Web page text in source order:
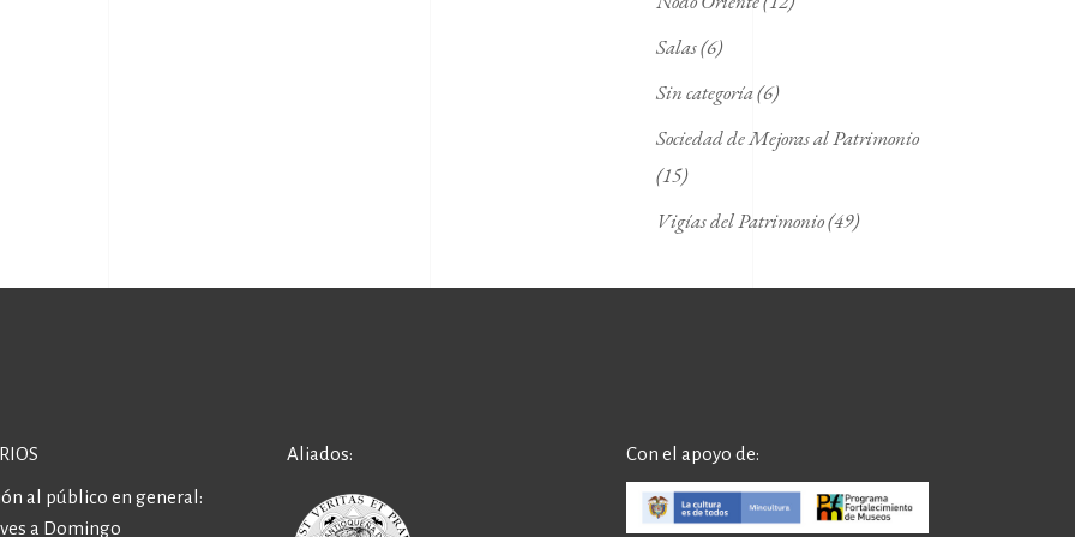
Salas(6)
Sin categoría(6)
Sociedad de Mejoras al Patrimonio
(15)
Vigías del Patrimonio(49)
al público en general:
a Domingo
Aliados: Con el apoyo de: